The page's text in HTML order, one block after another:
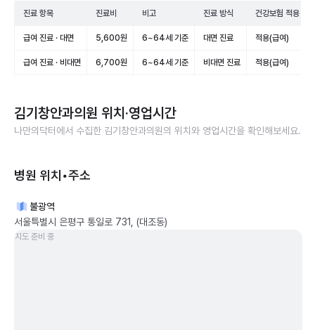
진료 항목 진료비 비고 진료 방식 건강보험 적용
급여 진료 · 대면 5,600원 6~64세 기준 대면 진료 적용(급여)
급여 진료 · 비대면 6,700원 6~64세 기준 비대면 진료 적용(급여)
김기창안과의원 위치·영업시간
나만의닥터에서 수집한 김기창안과의원의 위치와 영업시간을 확인해보세요.
병원 위치•주소
불광역
서울특별시 은평구 통일로 731, (대조동)
지도 준비 중